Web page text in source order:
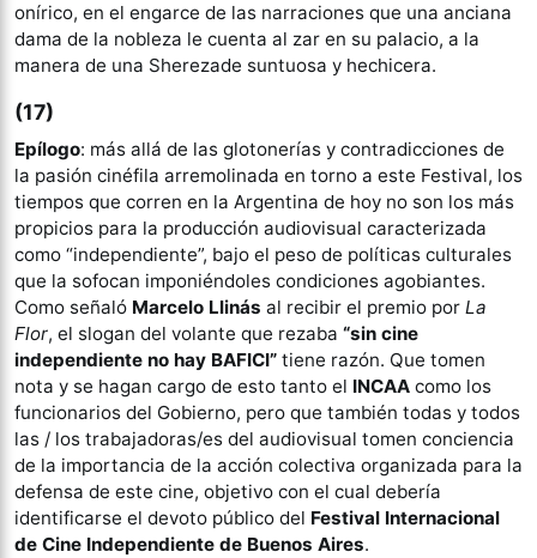
onírico, en el engarce de las narraciones que una anciana
dama de la nobleza le cuenta al zar en su palacio, a la
manera de una Sherezade suntuosa y hechicera.
(17)
Epílogo: más allá de las glotonerías y contradicciones de
la pasión cinéfila arremolinada en torno a este Festival, los
tiempos que corren en la Argentina de hoy no son los más
propicios para la producción audiovisual caracterizada
como “independiente”, bajo el peso de políticas culturales
que la sofocan imponiéndoles condiciones agobiantes.
Como señaló Marcelo Llinás al recibir el premio por La
Flor, el slogan del volante que rezaba “sin cine
independiente no hay BAFICI” tiene razón. Que tomen
nota y se hagan cargo de esto tanto el INCAA como los
funcionarios del Gobierno, pero que también todas y todos
las / los trabajadoras/es del audiovisual tomen conciencia
de la importancia de la acción colectiva organizada para la
defensa de este cine, objetivo con el cual debería
identificarse el devoto público del Festival Internacional
de Cine Independiente de Buenos Aires.